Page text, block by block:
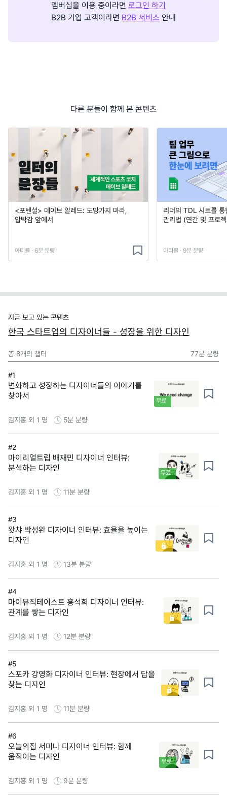
멤버십을 이용 중이라면 로그인 하기
B2B 기업 고객이라면 B2B 서비스 안내
다른 분들이 함께 본 콘텐츠
<포텐셜> 데이브 알레드: 도망가지 마라,
압박감 앞에서
아티클 · 6분 분량
리더의 TDL 시트를
관리법 (연간 및 프로
아티클 · 9분 분량
지금 보고 있는 콘텐츠
한국 스타트업의 디자이너들 - 성장을 위한 디자인
총 8개의 챕터 77분 분량
#1
변화하고 성장하는 디자이너들의 이야기를
찾아서
무료
김지홍 외 1 명 5분 분량
#2
마이리얼트립 배재민 디자이너 인터뷰:
분석하는 디자인
무료
김지홍 외 1 명 11분 분량
#3
왓챠 박성완 디자이너 인터뷰: 효율을 높이는
디자인
김지홍 외 1 명 13분 분량
#4
마이뮤직테이스트 홍석희 디자이너 인터뷰:
관계를 쌓는 디자인
김지홍 외 1 명 12분 분량
#5
스포카 강영화 디자이너 인터뷰: 현장에서 답을
찾는 디자인
김지홍 외 1 명 11분 분량
#6
오늘의집 서미나 디자이너 인터뷰: 함께
움직이는 디자인
무료
김지홍 외 1 명 9분 분량